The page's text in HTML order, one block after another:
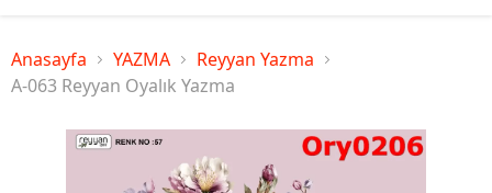
Anasayfa YAZMA
Reyyan Yazma
A-063 Reyyan Oyalık Yazma